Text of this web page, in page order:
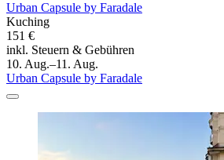
Urban Capsule by Faradale
Kuching
151 €
inkl. Steuern & Gebühren
10. Aug.–11. Aug.
Urban Capsule by Faradale